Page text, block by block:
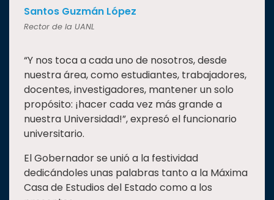
Santos Guzmán López
Rector de la UANL
“Y nos toca a cada uno de nosotros, desde
nuestra área, como estudiantes, trabajadores,
docentes, investigadores, mantener un solo
propósito: ¡hacer cada vez más grande a
nuestra Universidad!”, expresó el funcionario
universitario.
El Gobernador se unió a la festividad
dedicándoles unas palabras tanto a la Máxima
Casa de Estudios del Estado como a los